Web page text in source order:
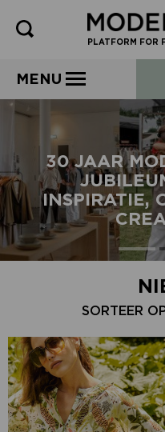
PLATFORM FOR
MENU
30 JAAR
INSPIRATIE,
SORTEER